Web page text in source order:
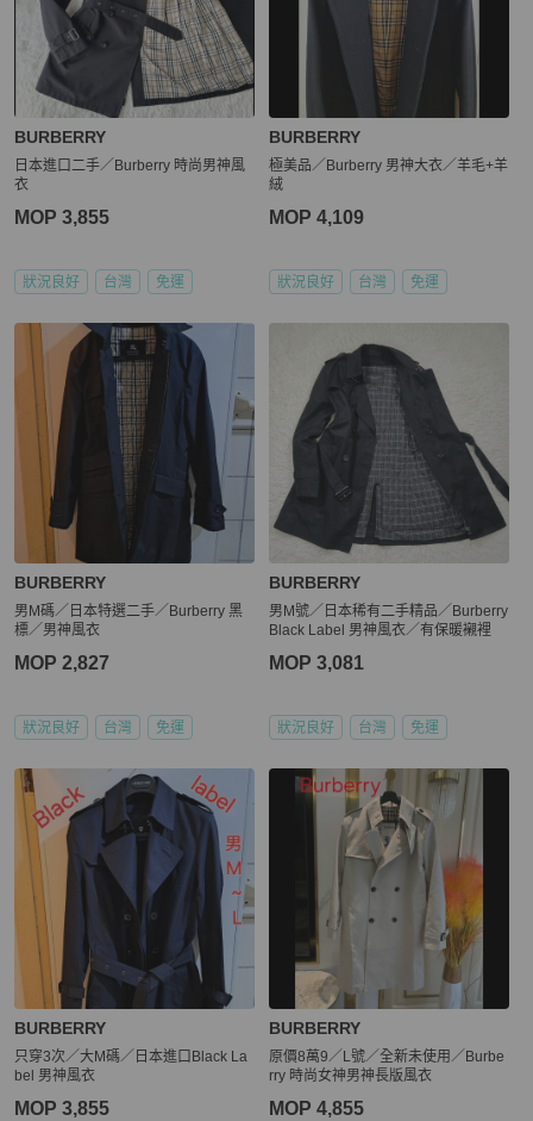
BURBERRY
日本進口二手／Burberry 時尚男神風
衣
MOP 3,855
狀況良好 台灣 免運
BURBERRY
極美品／Burberry 男神大衣／羊毛+羊
絨
MOP 4,109
狀況良好 台灣 免運
BURBERRY
男M碼／日本特選二手／Burberry 黑
標／男神風衣
MOP 2,827
狀況良好 台灣 免運
BURBERRY
男M號／日本稀有二手精品／Burberry
Black Label 男神風衣／有保暖襯裡
MOP 3,081
狀況良好 台灣 免運
BURBERRY
只穿3次／大M碼／日本進口Black La
bel 男神風衣
MOP 3,855
BURBERRY
原價8萬9／L號／全新未使用／Burbe
rry 時尚女神男神長版風衣
MOP 4,855